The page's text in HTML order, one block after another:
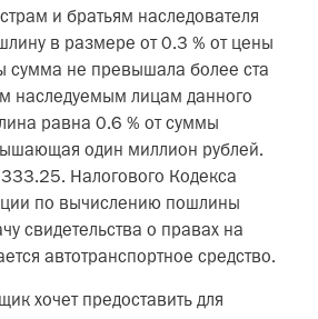
и братьям наследователя
в размере от 0.3 % от цены
сумма не превышала более ста
наследуемым лицам данного
равна 0.6 % от суммы
один миллион рублей.
333.25. Налогового Кодекса
по вычислению пошлины
свидетельства о правах на
автотранспортное средство.
хочет предоставить для